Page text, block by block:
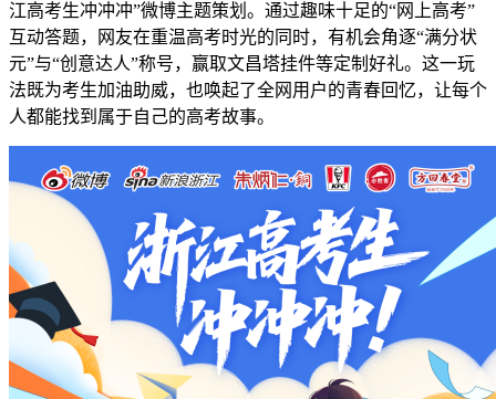
江高考生冲冲冲”微博主题策划。通过趣味十足的“网上高考”
互动答题，网友在重温高考时光的同时，有机会角逐“满分状
元”与“创意达人”称号，赢取文昌塔挂件等定制好礼。这一玩
法既为考生加油助威，也唤起了全网用户的青春回忆，让每个
人都能找到属于自己的高考故事。